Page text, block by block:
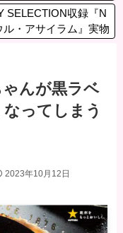
SELECTION収録『N
・アサイラム』実物
ゃんが黒ラベ
ってしまう
2023年10月12日